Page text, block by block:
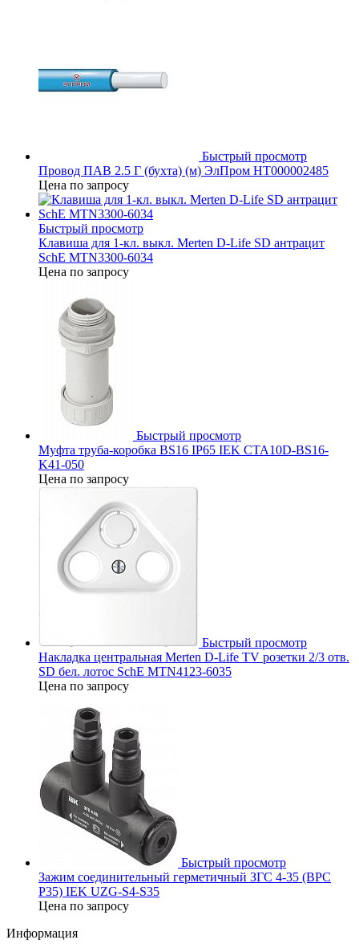
Быстрый просмотр
Провод ПАВ 2.5 Г (бухта) (м) ЭлПром НТ000002485
Цена по запросу
Быстрый просмотр
Клавиша для 1-кл. выкл. Merten D-Life SD антрацит
SchE MTN3300-6034
Цена по запросу
Быстрый просмотр
Муфта труба-коробка BS16 IP65 IEK CTA10D-BS16-
K41-050
Цена по запросу
Быстрый просмотр
Накладка центральная Merten D-Life TV розетки 2/3 отв.
SD бел. лотос SchE MTN4123-6035
Цена по запросу
Быстрый просмотр
Зажим соединительный герметичный ЗГС 4-35 (BPC
P35) IEK UZG-S4-S35
Цена по запросу
Информация